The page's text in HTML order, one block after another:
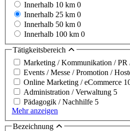
Innerhalb 10 km 0
Innerhalb 25 km 0
Innerhalb 50 km 0
Innerhalb 100 km 0
Tätigkeitsbereich
Marketing / Kommunikation / PR
Events / Messe / Promotion /
Online Marketing / eCommerce
Administration / Verwaltung 5
Pädagogik / Nachhilfe 5
Mehr anzeigen
Bezeichnung